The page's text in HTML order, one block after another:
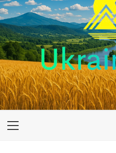
UKRAINE-IS
ПОДОРОЖI ПО УКРАЇНІ
Primary